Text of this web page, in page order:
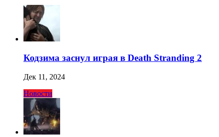
Кодзима заснул играя в Death Stranding 2
Дек 11, 2024
Новости